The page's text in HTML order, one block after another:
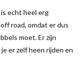
echt heel erg
road, omdat er dus
moet. Er zijn
er zelf heen rijden en